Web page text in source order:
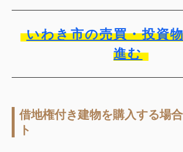
いわき市の売買・投資
進む
借地権付き建物を購入する場
ト